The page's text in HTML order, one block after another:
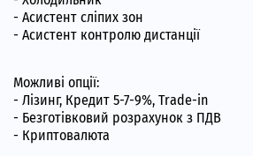
- Асистент сліпих зон
- Асистент контролю дистанції
Можливі опції:
- Лізинг, Кредит 5-7-9%, Trade-in
- Безготівковий розрахунок з ПДВ
- Криптовалюта